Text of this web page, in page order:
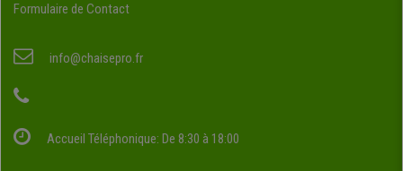
Formulaire de Contact
info@chaisepro.fr
Accueil Téléphonique: De 8:30 à 18:00